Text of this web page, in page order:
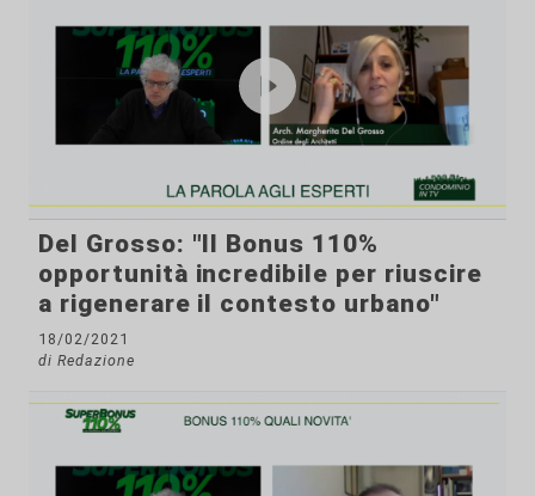
Del Grosso: "Il Bonus 110%
opportunità incredibile per riuscire
a rigenerare il contesto urbano"
18/02/2021
di Redazione